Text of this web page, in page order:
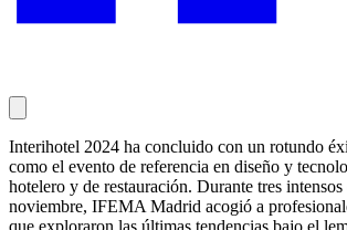
Interihotel 2024 ha concluido con un rotundo
como el evento de referencia en diseño y
hotelero y de restauración. Durante tres
noviembre, IFEMA Madrid acogió a
que exploraron las últimas tendencias bajo el